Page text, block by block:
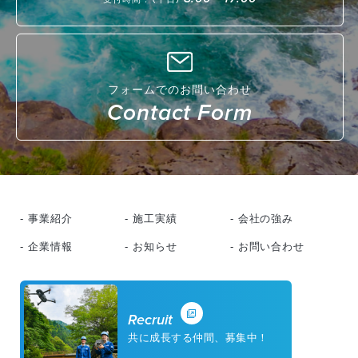
フォームでのお問い合わせ
Contact Form
- 事業紹介 - 施工実績 - 会社の強み
- 企業情報 - お知らせ - お問い合わせ
Recruit
共に成長する仲間、募集中！